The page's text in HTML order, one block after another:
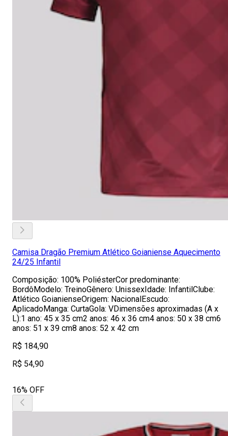
Camisa Dragão Premium Atlético Goianiense Aquecimento
24/25 Infantil
Composição: 100% PoliésterCor predominante:
BordôModelo: TreinoGênero: UnissexIdade: InfantilClube:
Atlético GoianienseOrigem: NacionalEscudo:
AplicadoManga: CurtaGola: VDimensões aproximadas (A x
L):1 ano: 45 x 35 cm2 anos: 46 x 36 cm4 anos: 50 x 38 cm6
anos: 51 x 39 cm8 anos: 52 x 42 cm
R$ 184,90
R$ 54,90
16% OFF